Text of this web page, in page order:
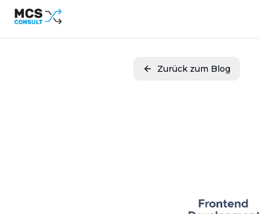
Zurück zum Blog